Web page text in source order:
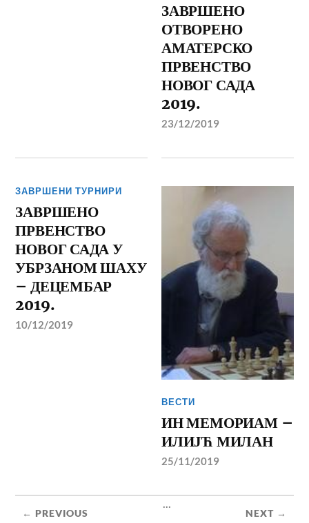
ЗАВРШЕНО
ОТВОРЕНО
АМАТЕРСКО
ПРВЕНСТВО
НОВОГ САДА
2019.
23/12/2019
ЗАВРШЕНИ ТУРНИРИ
ЗАВРШЕНО
ПРВЕНСТВО
НОВОГ САДА У
УБРЗАНОМ ШАХУ
– ДЕЦЕМБАР
2019.
10/12/2019
ВЕСТИ
ИН МЕМОРИАМ –
ИЛИЈЋ МИЛАН
25/11/2019
← PREVIOUS
...
NEXT →